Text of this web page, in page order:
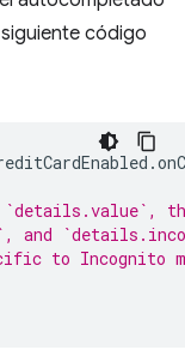
código
.
and
to Incognito